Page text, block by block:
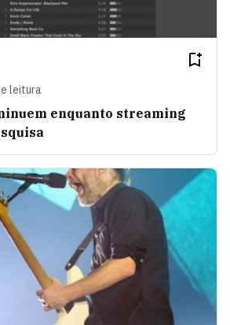
leitura
enquanto streaming